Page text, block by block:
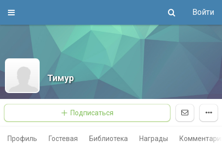
Войти
Тимур
Подписаться
Профиль Гостевая Библиотека Награды